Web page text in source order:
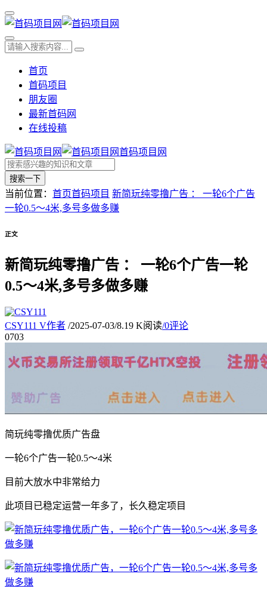
首页
首码项目
朋友圈
最新首码网
在线投稿
首码项目网
搜索一下
当前位置： 首页首码项目 新简玩纯零撸广告 ： 一轮6个广告
一轮0.5～4米,多号多做多赚
正文
新简玩纯零撸广告 ： 一轮6个广告一轮
0.5～4米,多号多做多赚
CSY111 V作者 /2025-07-03/8.19 K阅读/0评论
0703
简玩纯零撸优质广告盘
一轮6个广告一轮0.5～4米
目前大放水中非常给力
此项目已稳定运营一年多了，长久稳定项目